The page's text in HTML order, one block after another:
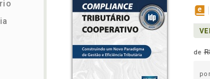
em
de
por